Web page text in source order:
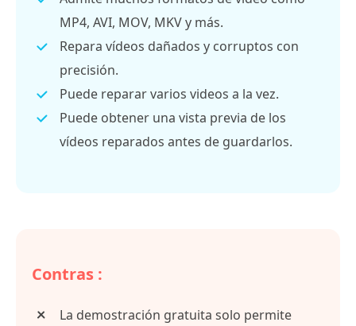
MP4, AVI, MOV, MKV y más.
Repara vídeos dañados y corruptos con
precisión.
Puede reparar varios videos a la vez.
Puede obtener una vista previa de los
vídeos reparados antes de guardarlos.
Contras :
La demostración gratuita solo permite